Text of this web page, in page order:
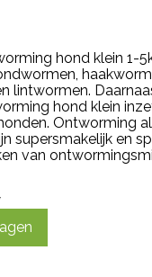
hond klein 1-
lintwormen.
hond klein
Ontworming
supersmakelijk en
van